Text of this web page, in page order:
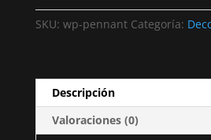
SKU: wp-pennant Categoría:
Descripción
Valoraciones (0)